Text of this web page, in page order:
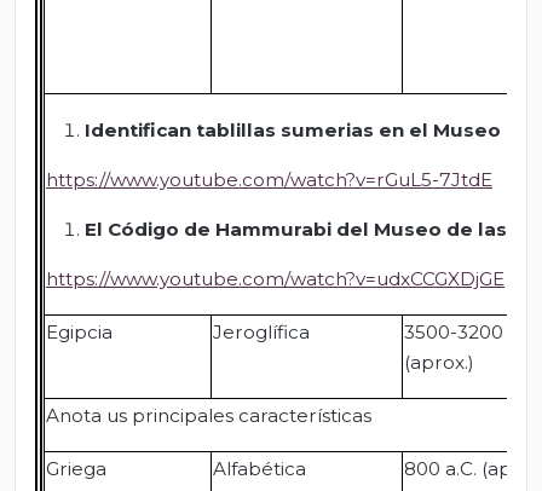
Identifican tablillas sumerias en el Museo
https://www.youtube.com/watch?v=rGuL5-7JtdE
El Código de Hammurabi del Museo de las
https://www.youtube.com/watch?v=udxCCGXDjGE
Egipcia Jeroglífica
3500-3200 a.C.
(aprox.)
Anota us principales características
Griega Alfabética 800 a.C.